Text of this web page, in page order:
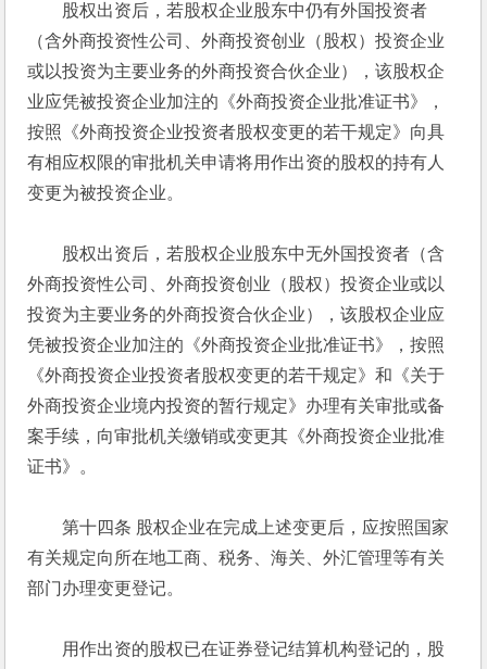
股权出资后，若股权企业股东中仍有外国投资者
（含外商投资性公司、外商投资创业（股权）投资企业
或以投资为主要业务的外商投资合伙企业），该股权企
业应凭被投资企业加注的《外商投资企业批准证书》，
按照《外商投资企业投资者股权变更的若干规定》向具
有相应权限的审批机关申请将用作出资的股权的持有人
变更为被投资企业。
股权出资后，若股权企业股东中无外国投资者（含
外商投资性公司、外商投资创业（股权）投资企业或以
投资为主要业务的外商投资合伙企业），该股权企业应
凭被投资企业加注的《外商投资企业批准证书》，按照
《外商投资企业投资者股权变更的若干规定》和《关于
外商投资企业境内投资的暂行规定》办理有关审批或备
案手续，向审批机关缴销或变更其《外商投资企业批准
证书》。
第十四条 股权企业在完成上述变更后，应按照国家
有关规定向所在地工商、税务、海关、外汇管理等有关
部门办理变更登记。
用作出资的股权已在证券登记结算机构登记的，股